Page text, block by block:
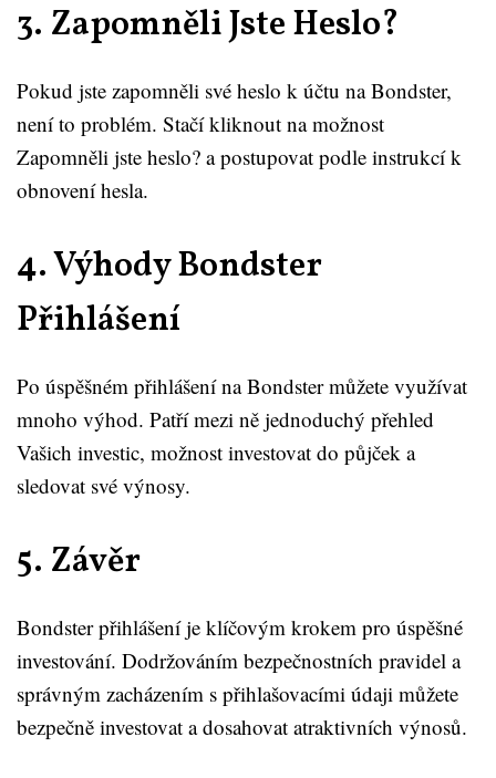
3. Zapomněli Jste Heslo?
Pokud jste zapomněli své heslo k účtu na Bondster,
není to problém. Stačí kliknout na možnost
Zapomněli jste heslo? a postupovat podle instrukcí k
obnovení hesla.
4. Výhody Bondster
Přihlášení
Po úspěšném přihlášení na Bondster můžete využívat
mnoho výhod. Patří mezi ně jednoduchý přehled
Vašich investic, možnost investovat do půjček a
sledovat své výnosy.
5. Závěr
Bondster přihlášení je klíčovým krokem pro úspěšné
investování. Dodržováním bezpečnostních pravidel a
správným zacházením s přihlašovacími údaji můžete
bezpečně investovat a dosahovat atraktivních výnosů.